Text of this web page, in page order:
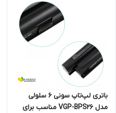
باتری لپ‌تاپ سونی 6 سلولی
مدل VGP-BPS26 مناسب برای